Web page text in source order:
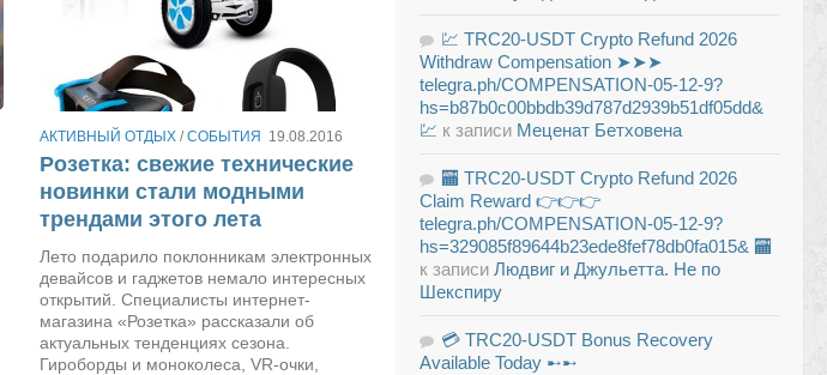
АКТИВНЫЙ ОТДЫХ /СОБЫТИЯ 19.08.2016
Розетка: свежие технические
новинки стали модными
трендами этого лета
Лето подарило поклонникам электронных
девайсов и гаджетов немало интересных
открытий. Специалисты интернет-
магазина «Розетка» рассказали об
актуальных тенденциях сезона.
Гироборды и моноколеса, VR-очки,
💹 TRC20-USDT Crypto Refund 2026
Withdraw Compensation ➤➤➤
telegra.ph/COMPENSATION-05-12-9?
hs=b87b0c00bbdb39d787d2939b51df05dd&
💹 к записи Меценат Бетховена
🏧 TRC20-USDT Crypto Refund 2026
Claim Reward 👉👉👉
telegra.ph/COMPENSATION-05-12-9?
hs=329085f89644b23ede8fef78db0fa015& 🏧
к записи Людвиг и Джульетта. Не по
Шекспиру
💳 TRC20-USDT Bonus Recovery
Available Today ➸➸